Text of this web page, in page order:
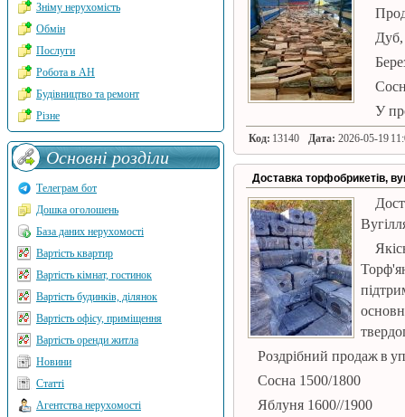
Дуб,
У
Код: 13140 Дата: 2026-05-19
Доставка торфобрикетів,
Роздрібний продаж в
Сосна 1500/1800
Яблуня 1600//1900
Зніму нерухомість
Обмін
Послуги
Робота в АН
Будівництво та ремонт
Різне
Основні розділи
Телеграм бот
Дошка оголошень
База даних нерухомості
Вартість квартир
Вартість кімнат, гостинок
Вартість будинків, ділянок
Вартість офісу, приміщення
Вартість оренди житла
Новини
Статті
Агентства нерухомості